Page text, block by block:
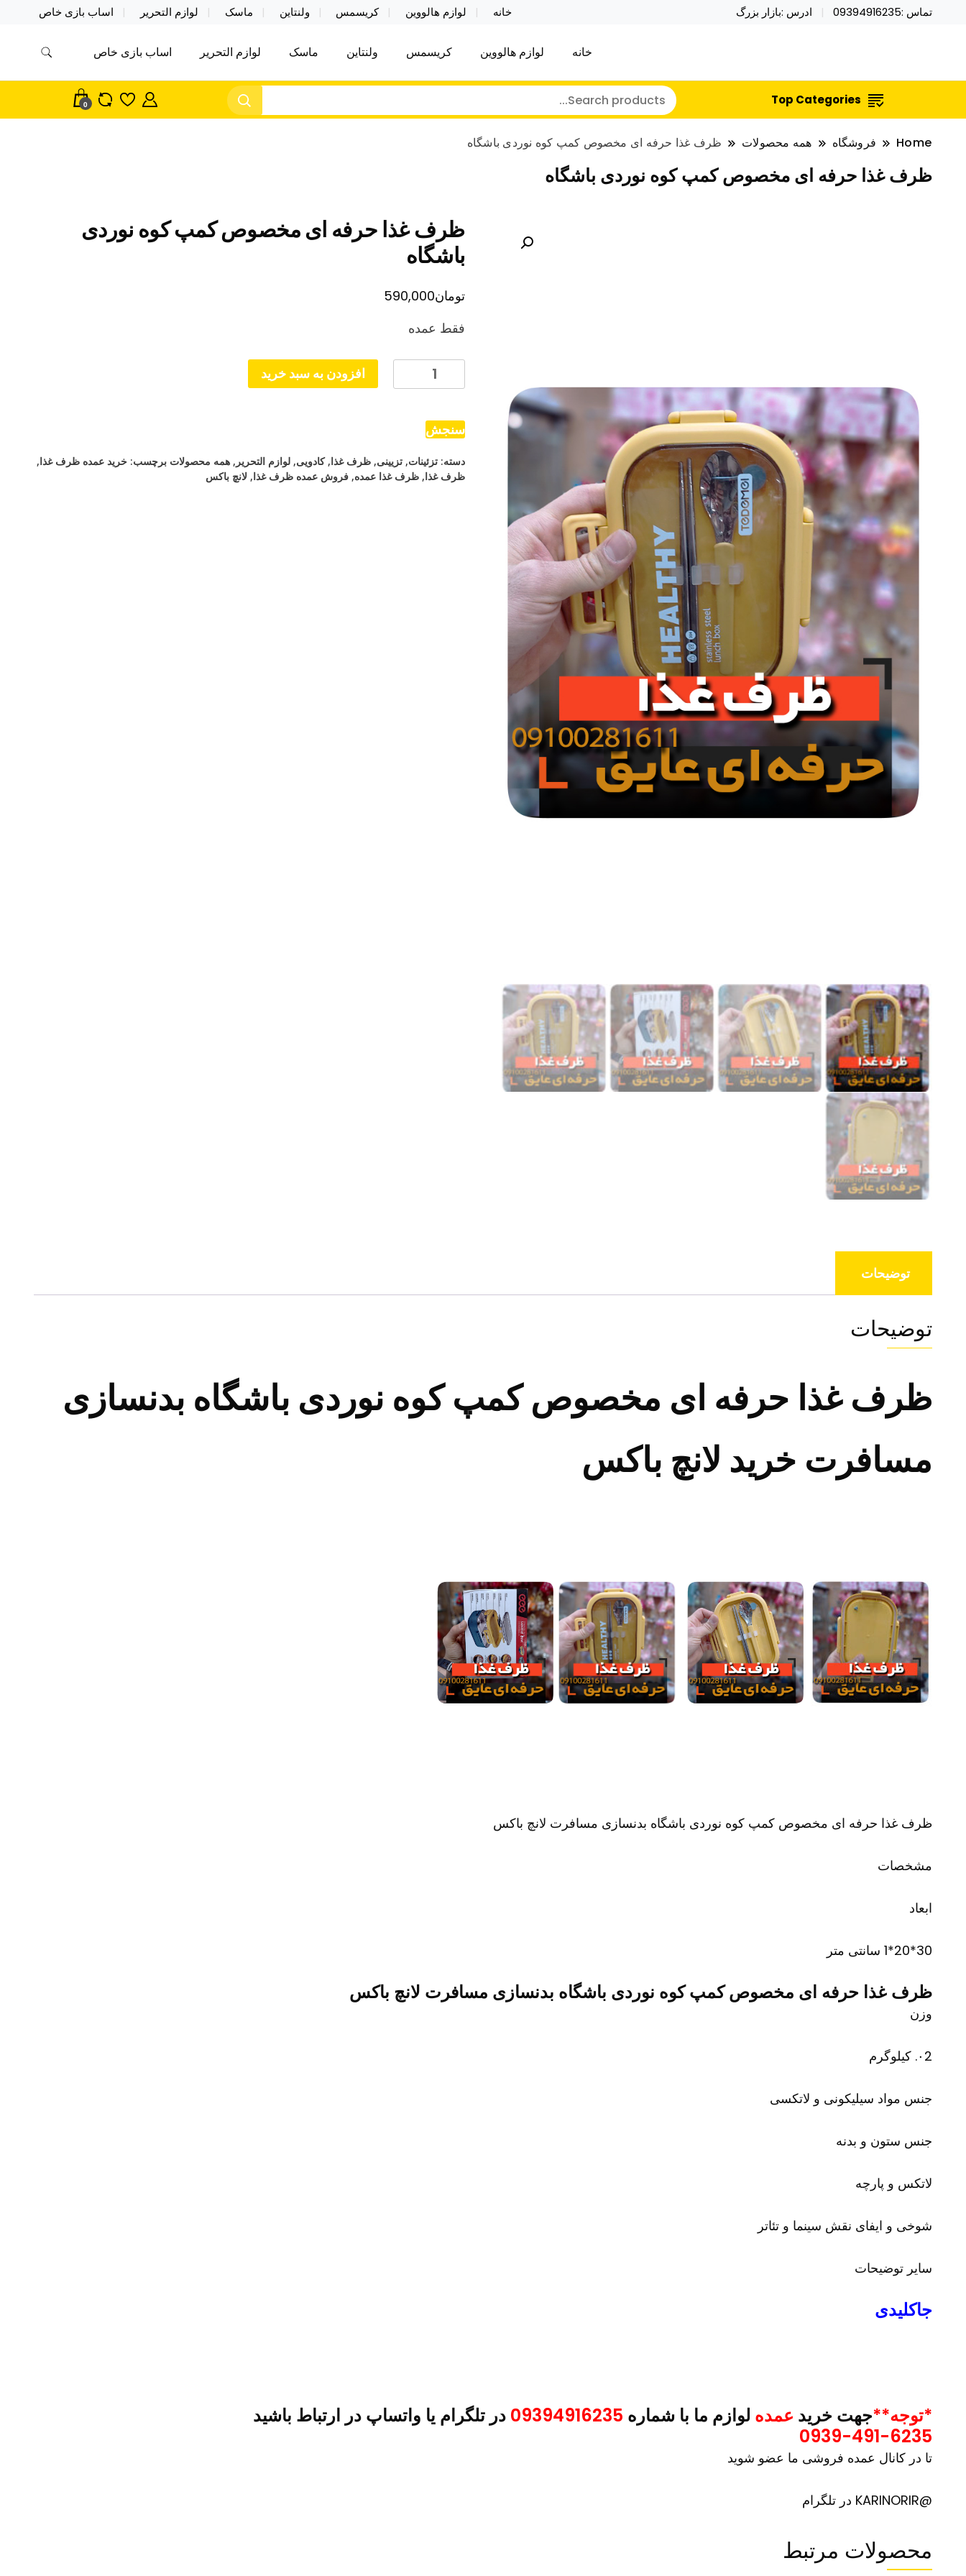
تماس :09394916235 ادرس :بازار بزرگ خانه لوازم هالووین کریسمس ولنتاین ماسک لوازم التحریر اساب بازی خاص
نایکر توی فروش عمده لوازم هالووین ولن تاین کادویی کریسمس اکسسوری ماسک
خرید محصولات خاص فیجت اسباب بازی تراول ماگ نایکر توی فروش عمده لوازم هالووین ولن تاین کادویی کریسمس اکسسوری ماسک در واردات مستقیم
خانه لوازم هالووین کریسمس ولنتاین ماسک لوازم التحریر اساب بازی خاص
Top Categories
0
Home فروشگاه همه محصولات ظرف غذا حرفه ای مخصوص کمپ کوه نوردی باشگاه
ظرف غذا حرفه ای مخصوص کمپ کوه نوردی باشگاه
ظرف غذا حرفه ای مخصوص کمپ کوه نوردی
باشگاه
تومان590,000
فقط عمده
ظرف
غذا
ای
کمپ
کوه
افزودن به سبد خرید
سنجش
دسته: تزئینات, تزیینی, ظرف غذا,کادویی, لوازم التحریر , همه محصولات برچسب: خرید عمده ظرف غذا,
ظرف غذا, ظرف غذا عمده, فروش عمده ظرف غذا, لانچ باکس
توضیحات
توضیحات
ظرف غذا حرفه ای مخصوص کمپ کوه نوردی باشگاه بدنسازی
مسافرت خرید لانچ باکس
ظرف غذا حرفه ای مخصوص کمپ کوه نوردی باشگاه بدنسازی مسافرت لانچ باکس
مشخصات
ابعاد
30*20*1 سانتی متر
ظرف غذا حرفه ای مخصوص کمپ کوه نوردی باشگاه بدنسازی مسافرت لانچ باکس
وزن
۰2. کیلوگرم
جنس مواد سیلیکونی و لاتکسی
جنس ستون و بدنه
لاتکس و پارچه
شوخی و ایفای نقش سینما و تئاتر
سایر توضیحات
جاکلیدی
*توجه**جهت خرید عمده لوازم ما با شماره
در تلگرام یا واتساپ در ارتباط باشید
0939-491-6235
تا در کانال عمده فروشی ما عضو شوید
@KARINORIR در تلگرام
محصولات مرتبط